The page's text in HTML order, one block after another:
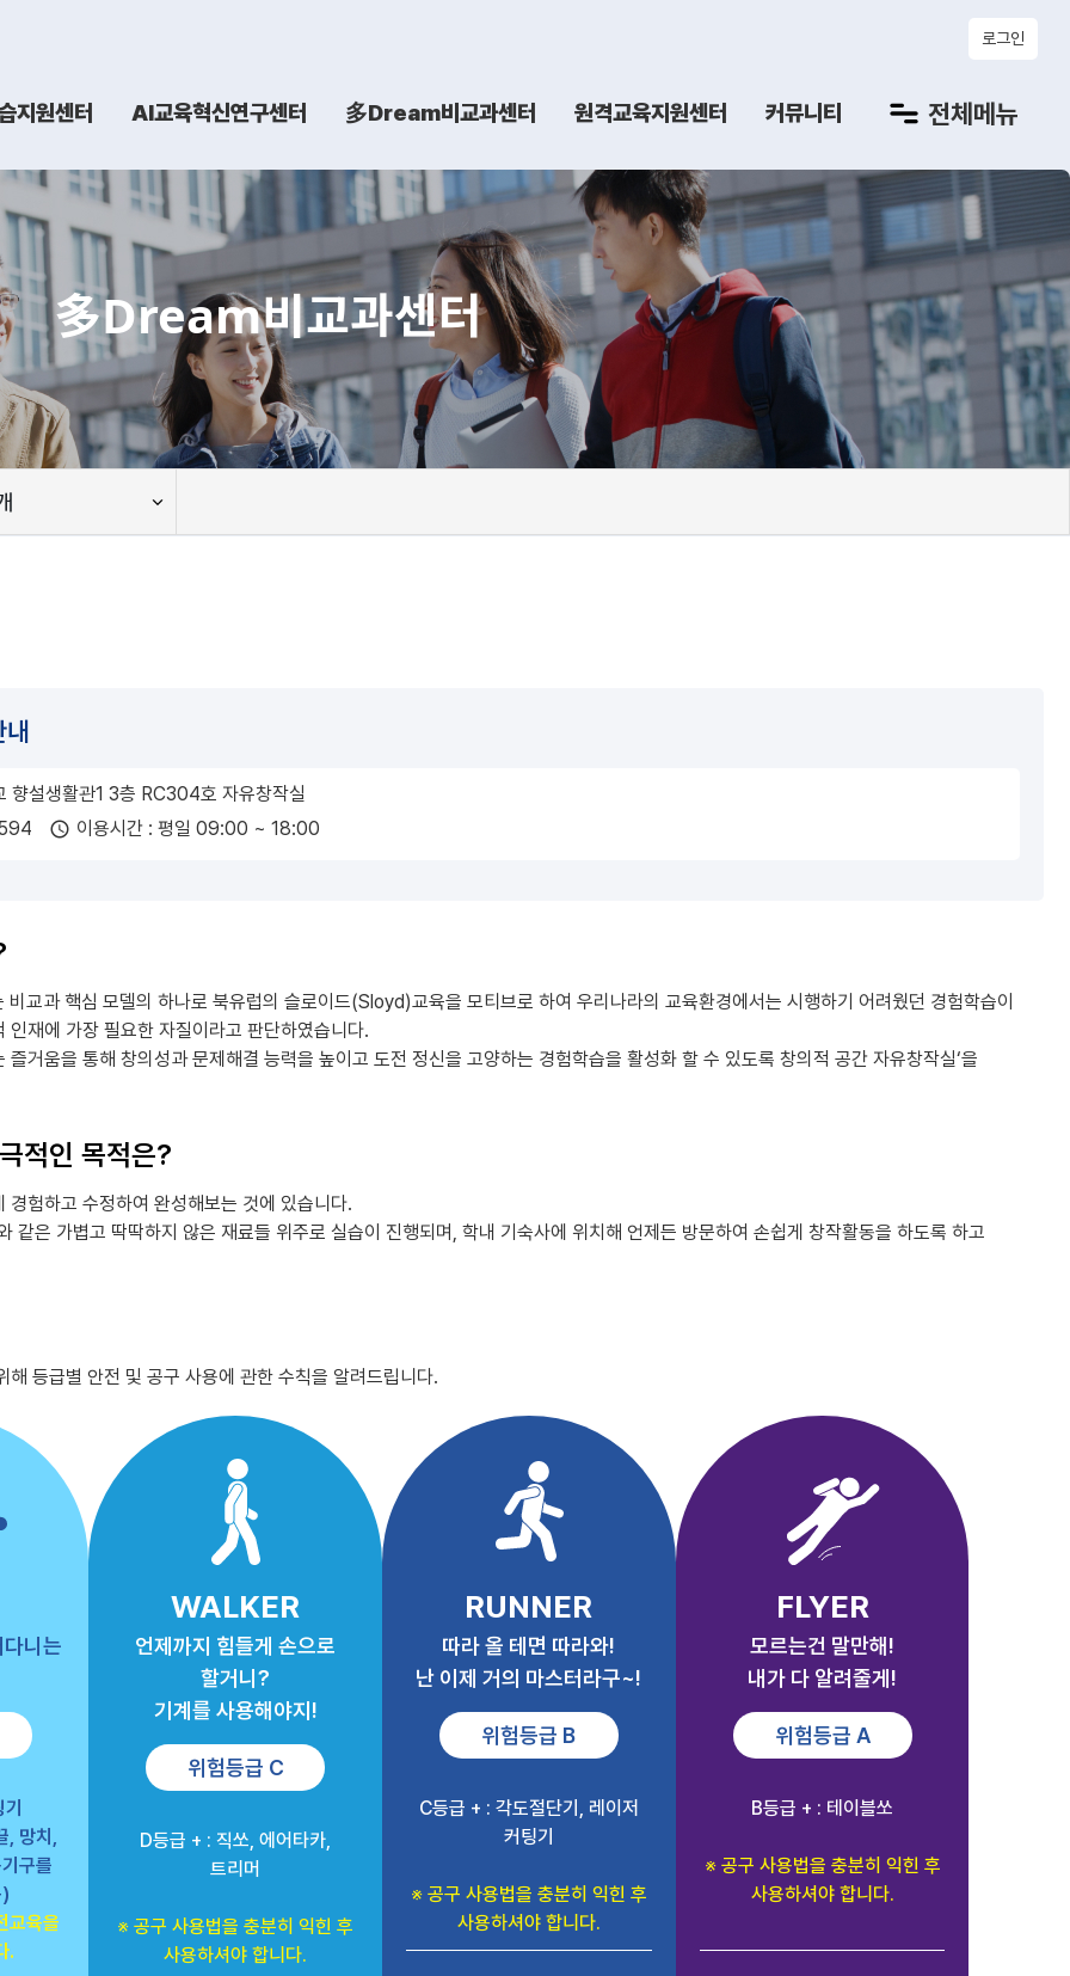
로그인
지원센터 AI교육혁신연구센터 多Dream비교과센터 원격교육지원센터 커뮤니티 전체메뉴
多Dream비교과센터
향설생활관1 3층 RC304호 자유창작실
schedule 이용시간 : 평일 09:00 ~ 18:00
교과 핵심 모델의 하나로 북유럽의 슬로이드(Sloyd)교육을 모티브로 하여 우리나라의 교육환경에서는 시행하기 어려웠던 경험학습이
인재에 가장 필요한 자질이라고 판단하였습니다.
즐거움을 통해 창의성과 문제해결 능력을 높이고 도전 정신을 고양하는 경험학습을 활성화 할 수 있도록 창의적 공간 자유창작실‘을
적인 목적은?
경험하고 수정하여 완성해보는 것에 있습니다.
같은 가볍고 딱딱하지 않은 재료들 위주로 실습이 진행되며, 학내 기숙사에 위치해 언제든 방문하여 손쉽게 창작활동을 하도록 하고
해 등급별 안전 및 공구 사용에 관한 수칙을 알려드립니다.
니는
, 망치,
구를
교육을
.
WALKER
언제까지 힘들게 손으로
할거니?
기계를 사용해야지!
위험등급 C
D등급 + : 직쏘, 에어타카,
트리머
※ 공구 사용법을 충분히 익힌 후
사용하셔야 합니다.
RUNNER
따라 올 테면 따라와!
난 이제 거의 마스터라구~!
위험등급 B
C등급 + : 각도절단기, 레이저
커팅기
※ 공구 사용법을 충분히 익힌 후
사용하셔야 합니다.
FLYER
모르는건 말만해!
내가 다 알려줄게!
위험등급 A
B등급 + : 테이블쏘
※ 공구 사용법을 충분히 익힌 후
사용하셔야 합니다.